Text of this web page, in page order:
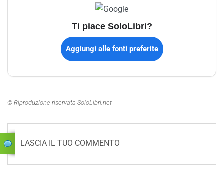
Ti piace SoloLibri?
Aggiungi alle fonti preferite
© Riproduzione riservata SoloLibri.net
LASCIA IL TUO COMMENTO